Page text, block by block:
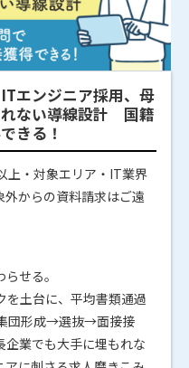
エンジニア採用、母
ない導線設計 国籍
きる！
上・対象エリア・IT業界
からの資料請求はご遠
せる。
を土台に、平均書類通過
団形成→選抜→面接接
業でも大手に埋もれな